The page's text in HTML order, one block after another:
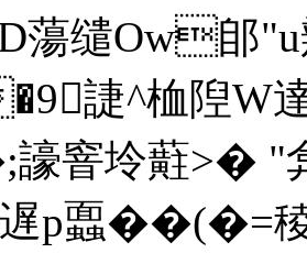
蕩缱Ow郋
誱^桖隉W
窨坽蘣>� "
遅p蠠��(�=